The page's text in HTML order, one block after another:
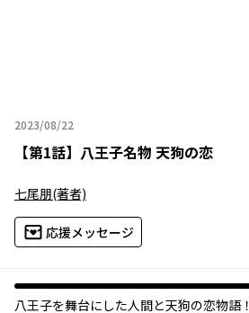
2023/08/22
2023年08月22日
【第1話】 八王子名物 天狗の恋
七尾朋(著者)
応援メッセージ
八王子を舞台にした人間と天狗の恋物語！